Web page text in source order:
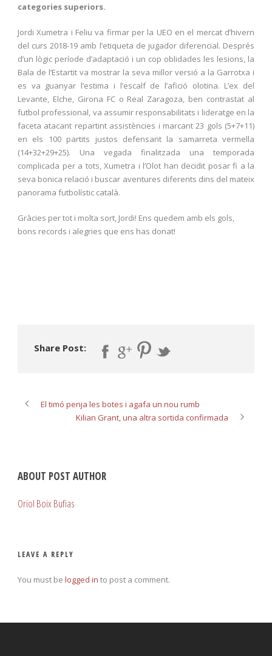
categories superiors.
Jordi Xumetra i Feliu va firmar per la UEO en el mercat d’hivern
del curs 2018-19 amb l’etiqueta de jugador diferencial. Després
d’un lògic període d’adaptació i un cop oblidades les lesions, la
Bala de l’Estartit va mostrar la seva millor versió a la Garrotxa i
es va guanyar l’estima i l’escalf de l’afició olotina. L’ex del
Levante, Elche, Girona FC o Real Zaragoza, ben contrastat al
futbol professional, va assumir responsabilitats i lideratge en la
faceta atacant repartint assistències i marcant 23 gols (5+7+11)
en els 100 partits justos defensant la samarreta vermella
(14+32+29+25). Una vegada finalitzada una temporada
complicada per a tots, Xumetra i l’Olot han decidit posar fi a la
seva bonica relació i buscar aventures diferents dins del mateix
panorama futbolístic català.
Gràcies per tot i molta sort, Jordi! Ens quedem amb els gols,
bons records i alegries que ens has donat!
Share Post:
El timó penja les botes i agafa un nou rumb
Kilian Grant, una altra sortida confirmada
ABOUT POST AUTHOR
Oriol Boix Bufias
LEAVE A REPLY
You must be logged in to post a comment.